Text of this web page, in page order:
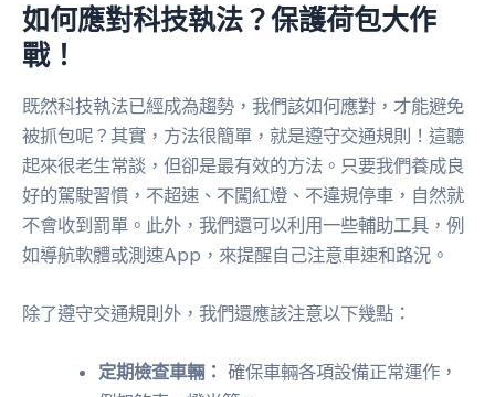
如何應對科技執法？保護荷包大作
戰！
既然科技執法已經成為趨勢，我們該如何應對，才能避免
被抓包呢？其實，方法很簡單，就是遵守交通規則！這聽
起來很老生常談，但卻是最有效的方法。只要我們養成良
好的駕駛習慣，不超速、不闖紅燈、不違規停車，自然就
不會收到罰單。此外，我們還可以利用一些輔助工具，例
如導航軟體或測速App，來提醒自己注意車速和路況。
除了遵守交通規則外，我們還應該注意以下幾點：
定期檢查車輛： 確保車輛各項設備正常運作，